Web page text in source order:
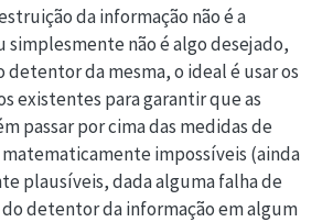
da informação não é a
simplesmente não é algo desejado,
detentor da mesma, o ideal é usar os
existentes para garantir que as
passar por cima das medidas de
matematicamente impossíveis (ainda
plausíveis, dada alguma falha de
detentor da informação em algum